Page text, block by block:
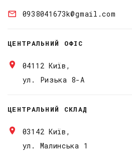
0938041673k@gmail.com
ЦЕНТРАЛЬНИЙ ОФІС
04112 Київ,
ул. Ризька 8-А
ЦЕНТРАЛЬНИЙ СКЛАД
03142 Київ,
ул. Малинська 1